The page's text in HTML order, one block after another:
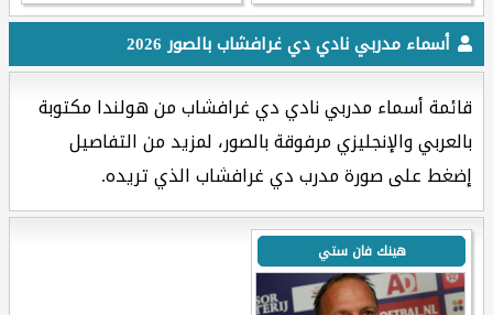
أسماء مدربي نادي دي غرافشاب بالصور 2026
قائمة أسماء مدربي نادي دي غرافشاب من هولندا مكتوبة
بالعربي والإنجليزي مرفوقة بالصور، لمزيد من التفاصيل
إضغط على صورة مدرب دي غرافشاب الذي تريده.
هينك فان ستي